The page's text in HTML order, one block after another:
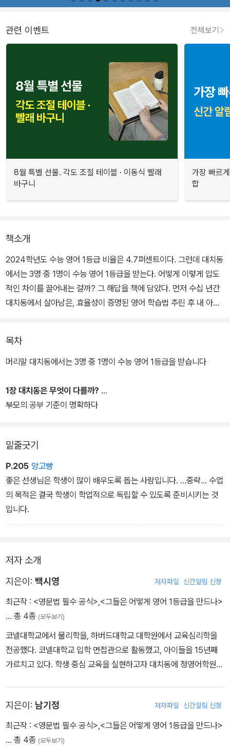
관련 이벤트 전체보기
8월 특별 선물. 각도 조절 테이블 · 이동식 빨래
바구니
가장 빠르
합
책소개
2024학년도 수능 영어 1등급 비율은 4.7퍼센트이다. 그런데 대치동
에서는 3명 중 1명이 수능 영어 1등급을 받는다. 어떻게 이렇게 압도
적인 차이를 끌어내는 걸까? 그 해답을 책에 담았다. 먼저 수십 년간
대치동에서 살아남은, 효율성이 증명된 영어 학습법 추린 후 내 아이
다음으로 어휘, 문법, 구문, 독해, 영작, 듣기, 말하기 영역별로 어떻게
접근해야 하는지 하나하나 짚어준다. 올바른 공부법과 잘못된 공부
훈련법/평가법/오답정리법까지 세세하게 담았다.
목차
머리말 대치동에서는 3명 중 1명이 수능 영어 1등급을 받습니다
1장 대치동은 무엇이 다를까?
부모의 공부 기준이 명확하다
밑줄긋기
P.205 앙고빵
좋은 선생님은 학생이 많이 배우도록 돕는 사람입니다. ...중략... 수업
의 목적은 결국 학생이 학업적으로 독립할 수 있도록 준비시키는 것
입니다.
저자 소개
지은이: 백시영 저자파일 신간알림 신청
최근작 : <영문법 필수 공식> <그들은 어떻게 영어 1등급을 만드나>
… 총 4종 (모두보기)
코넬대학교에서 물리학을, 하버드대학교 대학원에서 교육심리학을
전공했다. 코넬대학교 입학 면접관으로 활동했고, 아이들을 15년째
가르치고 있다. 학생 중심 교육을 실현하고자 대치동에 정영어학원을
지은이: 남기정 저자파일 신간알림 신청
최근작 : <영문법 필수 공식> <그들은 어떻게 영어 1등급을 만드나>
… 총 4종 (모두보기)